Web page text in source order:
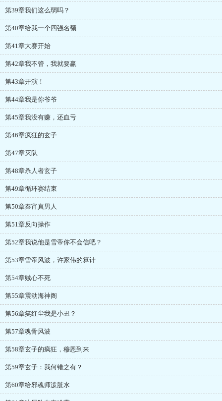
第39章我们这么弱吗？
第40章给我一个四强名额
第41章大赛开始
第42章我不管，我就要赢
第43章开演！
第44章我是你爷爷
第45章我没有赚，还血亏
第46章疯狂的玄子
第47章灭队
第48章杀人者玄子
第49章循环赛结束
第50章秦宵真男人
第51章反向操作
第52章我说他是雪帝你不会信吧？
第53章雪帝风波，许家伟的算计
第54章贼心不死
第55章震动海神阁
第56章笑红尘我是小丑？
第57章魂骨风波
第58章玄子的疯狂，穆恩到来
第59章玄子：我何错之有？
第60章给邪魂师泼脏水